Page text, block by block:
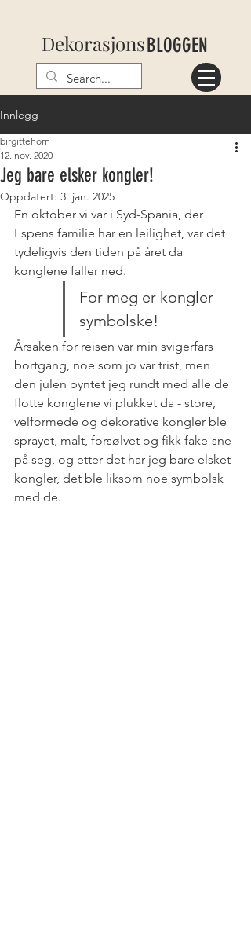
DekorasjonsBLOGGEN
Innlegg
Jeg bare elsker kongler!
birgittehorn
12. nov. 2020
Oppdatert: 3. jan. 2025
En oktober vi var i Syd-Spania, der
Espens familie har en leilighet, var det
tydeligvis den tiden på året da
konglene faller ned.
For meg er kongler
symbolske!
Årsaken for reisen var min svigerfars
bortgang, noe som jo var trist, men
den julen pyntet jeg rundt med alle de
flotte konglene vi plukket da - store,
velformede og dekorative kongler ble
sprayet, malt, forsølvet og fikk fake-sne
på seg, og etter det har jeg bare elsket
kongler, det ble liksom noe symbolsk
med de.